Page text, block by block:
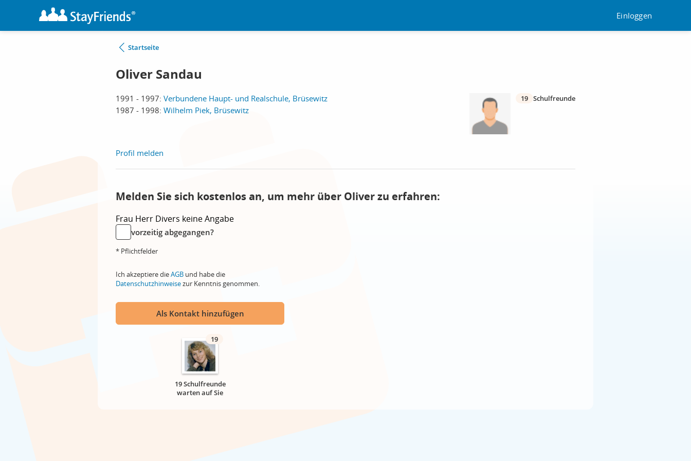
Einloggen
Startseite
Oliver Sandau
1991 - 1997: Verbundene Haupt- und Realschule, Brüsewitz
1987 - 1998: Wilhelm Piek, Brüsewitz
19 Schulfreunde
Profil melden
Melden Sie sich kostenlos an, um mehr über Oliver zu erfahren:
Frau Herr Divers keine Angabe
vorzeitig abgegangen?
* Pflichtfelder
Ich akzeptiere dieAGB und habe die
Datenschutzhinweisezur Kenntnis genommen.
Als Kontakt hinzufügen
19
19 Schulfreunde
warten auf Sie